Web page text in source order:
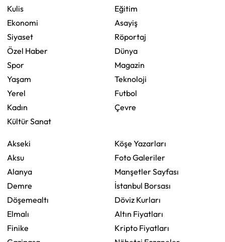
Kulis
Ekonomi
Siyaset
Özel Haber
Spor
Yaşam
Yerel
Kadın
Kültür Sanat
Eğitim
Asayiş
Röportaj
Dünya
Magazin
Teknoloji
Futbol
Çevre
Akseki
Aksu
Alanya
Demre
Döşemealtı
Elmalı
Finike
Köşe Yazarları
Foto Galeriler
Manşetler Sayfası
İstanbul Borsası
Döviz Kurları
Altın Fiyatları
Kripto Fiyatları